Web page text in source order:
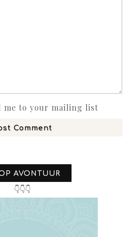
me to your mailing list
Comment
AVONTUUR
👇👇👇